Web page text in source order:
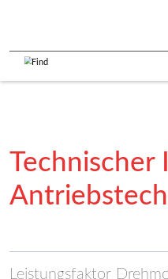
Technischer
Leistungsfaktor